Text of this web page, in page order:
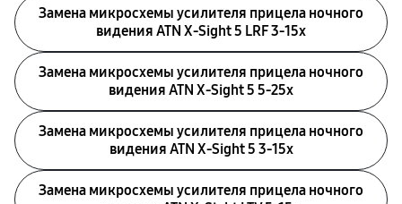
Замена микросхемы усилителя прицела ночного
видения ATN X-Sight 5 LRF 3-15x
Замена микросхемы усилителя прицела ночного
видения ATN X-Sight 5 5-25x
Замена микросхемы усилителя прицела ночного
видения ATN X-Sight 5 3-15x
Замена микросхемы усилителя прицела ночного